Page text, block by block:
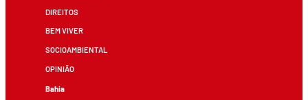
DIREITOS
BEM VIVER
SOCIOAMBIENTAL
OPINIÃO
Bahia